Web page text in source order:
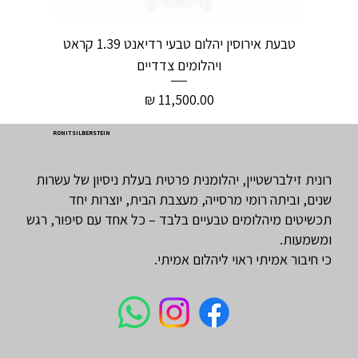
טבעת אירוסין יהלום טבעי רדיאנט 1.39 קראט
ויהלומים צדדיים
מחיר
RONIT SILBERSTEIN
רונית זילברשטיין, יהלומנית פרטית בעלת ניסיון של עשרות
שנים, וביתה רומי מרסייה, מעצבת הבית, יוצרות יחד
תכשיטים מיהלומים טבעיים בלבד – כל אחד עם סיפור, רגש
ומשמעות.
כי חיבור אמיתי ראוי ליהלום אמיתי.